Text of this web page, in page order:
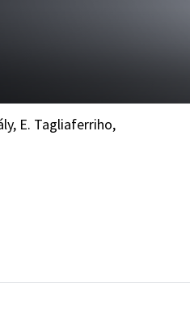
E. Tagliaferriho,